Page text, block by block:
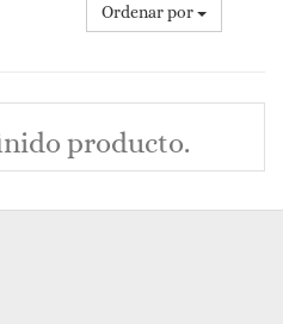
Ordenar por
producto.